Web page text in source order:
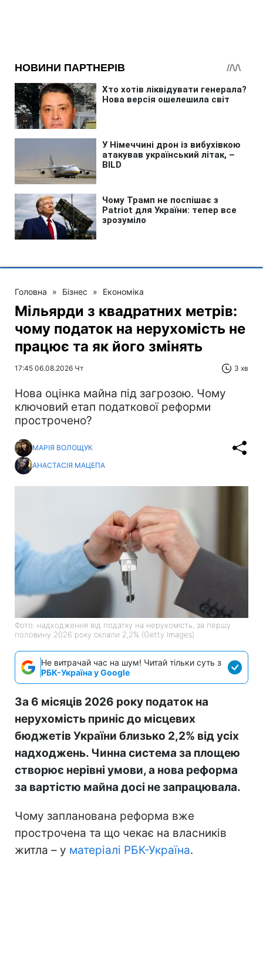
Головна » Бізнес » Економіка
Мільярди з квадратних метрів:
чому податок на нерухомість не
працює та як його змінять
17:45 06.08.2026 Чт 3 хв
Нова оцінка майна під загрозою. Чому
ключовий етап податкової реформи
прострочено?
МАРІЯ ВОЛОЩУК
АНАСТАСІЯ МАЦЕПА
Фото: надходження від податку на нерухомість, за першу
половину 2026 року склали 2,2% (Getty Images)
Не витрачай час на шум! Читай тільки суть з
РБК-Україна у Google
За 6 місяців 2026 року податок на
нерухомість приніс до місцевих
бюджетів України близько 2,2% від усіх
надходжень. Чинна система за площею
створює нерівні умови, а нова реформа
за вартістю майна досі не запрацювала.
Чому запланована реформа вже
прострочена та що чекає на власників
житла – у матеріалі РБК-Україна.